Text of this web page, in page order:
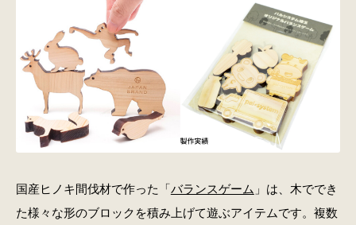
国産ヒノキ間伐材で作った「バランスゲーム 」は、木ででき
た様々な形のブロックを積み上げて遊ぶアイテムです。複数